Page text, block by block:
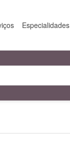
Especialidades